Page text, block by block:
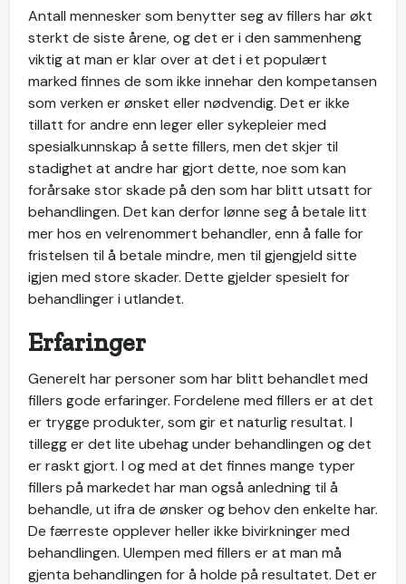
Antall mennesker som benytter seg av fillers har økt
sterkt de siste årene, og det er i den sammenheng
viktig at man er klar over at det i et populært
marked finnes de som ikke innehar den kompetansen
som verken er ønsket eller nødvendig. Det er ikke
tillatt for andre enn leger eller sykepleier med
spesialkunnskap å sette fillers, men det skjer til
stadighet at andre har gjort dette, noe som kan
forårsake stor skade på den som har blitt utsatt for
behandlingen. Det kan derfor lønne seg å betale litt
mer hos en velrenommert behandler, enn å falle for
fristelsen til å betale mindre, men til gjengjeld sitte
igjen med store skader. Dette gjelder spesielt for
behandlinger i utlandet.
Erfaringer
Generelt har personer som har blitt behandlet med
fillers gode erfaringer. Fordelene med fillers er at det
er trygge produkter, som gir et naturlig resultat. I
tillegg er det lite ubehag under behandlingen og det
er raskt gjort. I og med at det finnes mange typer
fillers på markedet har man også anledning til å
behandle, ut ifra de ønsker og behov den enkelte har.
De færreste opplever heller ikke bivirkninger med
behandlingen. Ulempen med fillers er at man må
gjenta behandlingen for å holde på resultatet. Det er